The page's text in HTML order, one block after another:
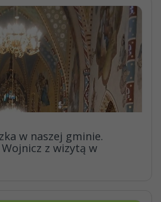
w naszej gminie.
z wizytą w